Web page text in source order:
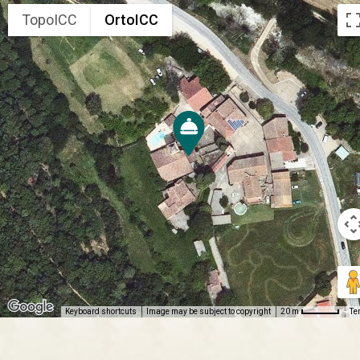
TopoICC OrtoICC
Keyboard shortcuts Image may be subject to copyright 20 m